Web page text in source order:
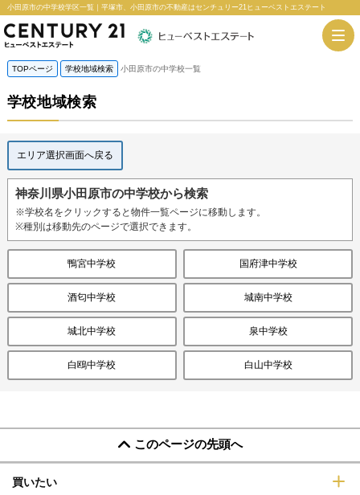
小田原市の中学校学区一覧｜平塚市、小田原市の不動産はセンチュリー21ヒューベストエステート
TOPページ 学校地域検索 小田原市の中学校一覧
学校地域検索
エリア選択画面へ戻る
神奈川県小田原市の中学校から検索
※学校名をクリックすると物件一覧ページに移動します。
※種別は移動先のページで選択できます。
鴨宮中学校 国府津中学校
酒匂中学校 城南中学校
城北中学校 泉中学校
白鴎中学校 白山中学校
このページの先頭へ
買いたい